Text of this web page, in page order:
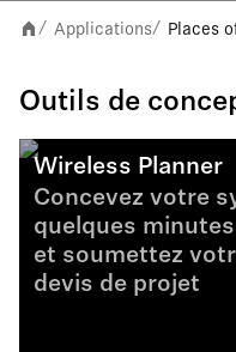
/ Applications/ Places
Outils de
Wireless Planner
Concevez votre
quelques
et soumettez
devis de projet